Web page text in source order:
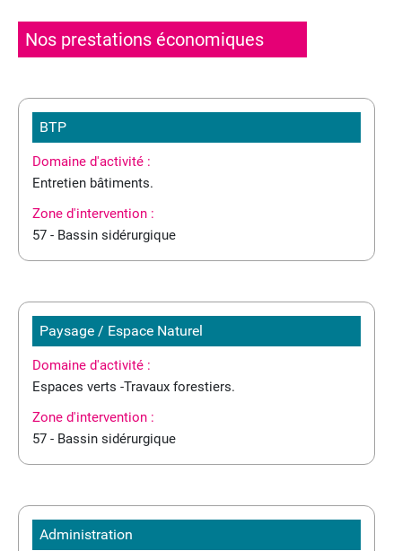
Nos prestations économiques
BTP
Domaine d'activité :
Entretien bâtiments.
Zone d'intervention :
57 - Bassin sidérurgique
Paysage / Espace Naturel
Domaine d'activité :
Espaces verts -Travaux forestiers.
Zone d'intervention :
57 - Bassin sidérurgique
Administration